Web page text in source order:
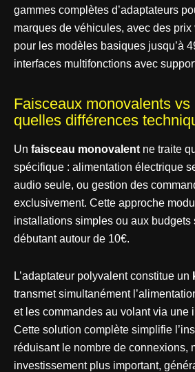
gammes complètes d’adaptateurs
marques de véhicules, avec des
pour les modèles basiques jusqu’à
interfaces multifonctions avec
Faisceaux monovalents vs
quelles différences
Un faisceau monovalent ne traite
spécifique : alimentation électrique
audio seule, ou gestion des
exclusivement. Cette approche
installations simples ou aux budgets
débutant autour de 10€.
L’adaptateur polyvalent constitue un
transmet simultanément
et les commandes au volant via une
Cette solution complète simplifie
réduisant le nombre de connexions,
investissement plus important,